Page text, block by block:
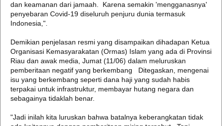
dan keamanan dari jamaah. Karena semakin 'mengganasnya'
penyebaran Covid-19 diseluruh penjuru dunia termasuk
Indonesia,".
Demikian penjelasan resmi yang disampaikan dihadapan Ketua
Organisasi Kemasyarakatan (Ormas) Islam yang ada di Provinsi
Riau dan awak media, Jumat (11/06) dalam meluruskan
pemberitaan negatif yang berkembang Ditegaskan, mengenai
isu yang berkembang seperti dana haji yang sudah habis
terpakai untuk infrastruktur, membayar hutang negara dan
sebagainya tidaklah benar.
"Jadi inilah kita luruskan bahwa batalnya keberangkatan tidak